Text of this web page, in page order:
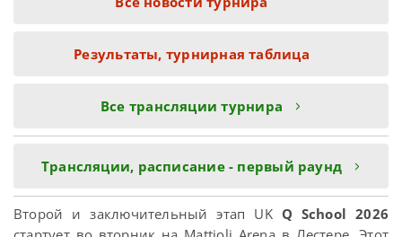
Результаты, турнирная таблица
Все трансляции турнира
Трансляции, расписание - первый раунд
Второй и заключительный этап UK Q School 2026